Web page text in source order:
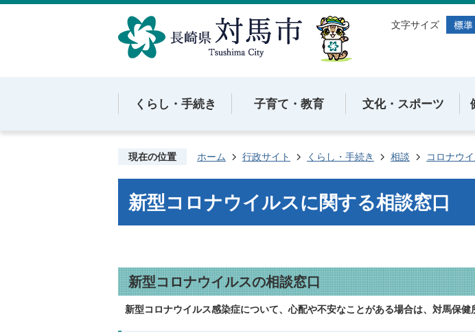
文字サイズ
くらし・手続き 子育て・教育 文化・スポーツ
現在の位置 ホーム 行政サイト くらし・手続き 相談 コロナウ
新型コロナウイルスに関する相談窓口
新型コロナウイルスの相談窓口
新型コロナウイルス感染症について、心配や不安なことがある場合は、対馬保健